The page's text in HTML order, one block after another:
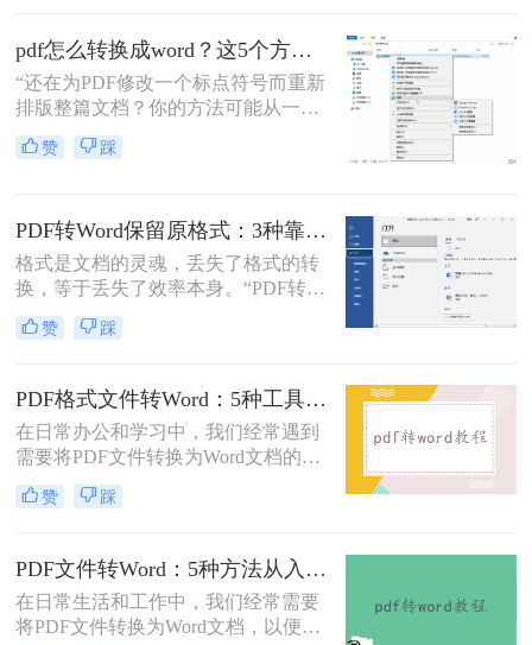
疼：一份精心排版的报告、合同或方
案，转换后却面目全非，表格错位、
字体变异、版面混乱，不得不花费大
量时间重新调整。
pdf怎么转换成word？这5个方法亲测有效，职场人必备技能！
“还在为PDF修改一个标点符号而重新
排版整篇文档？你的方法可能从一开
始就错了。”作为一名深耕电脑办公
软件领域多年的测评博主，小编每天
赞 踩
PDF转Word保留原格式：3种靠谱方法的关键参数配置！
格式是文档的灵魂，丢失了格式的转
换，等于丢失了效率本身。“PDF转完
Word，排版全乱了，还不如自己重打
一遍！”这是小编在后台收到最多的
域多年的测评博主，我深知一份格式
错乱、需要手动调整数小时的Word文
档，对职场人来说是多么糟糕的体
验。那么pdf转word如何保留原格式
呢？
赞 踩
PDF格式文件转Word：5种工具按文件来源和用途对照选择！
在日常办公和学习中，我们经常遇到
需要将PDF文件转换为Word文档的需
求。PDF格式的文件如何转Word一直
是困扰许多用户的难题。无论是需要
调整报告格式，掌握高效的PDF转
Word技巧都至关重要。本文将为您详
细介绍几种经过实践验证的有效方
法，帮助您快速解决格式转换问题。
赞 踩
PDF文件转Word：5种方法从入门到避坑的实操指南！
在日常生活和工作中，我们经常需要
将PDF文件转换为Word文档，以便于